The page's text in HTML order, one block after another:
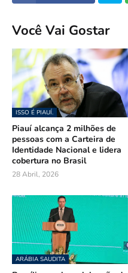
Você Vai Gostar
ISSO É PIAUÍ.
Piauí alcança 2 milhões de
pessoas com a Carteira de
Identidade Nacional e lidera
cobertura no Brasil
28 Abril, 2026
ARÁBIA SAUDITA